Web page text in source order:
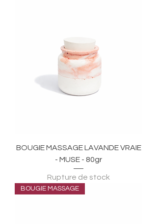
BOUGIE MASSAGE LAVANDE VRAIE
- MUSE - 80gr
Rupture de stock
BOUGIE MASSAGE